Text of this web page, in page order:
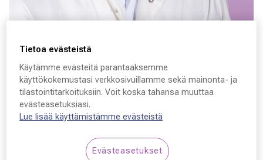
Juha Lehtosalo
Lääketieteen tohtori, Silmäkirurgi, Lääkäri, silmätautien
erikoislääkäri
Huomioithan, että en tällä hetkellä ota vastaan uusia
potilaita. Leikattujen potilaiden jälkitarkastukset alle 2
Tietoa evästeistä
Käytämme evästeitä parantaaksemme
käyttökokemustasi verkkosivuillamme sekä mainonta- ja
tilastointitarkoituksiin. Voit koska tahansa muuttaa
evästeasetuksiasi.
Lue lisää käyttämistämme evästeistä
Evästeasetukset